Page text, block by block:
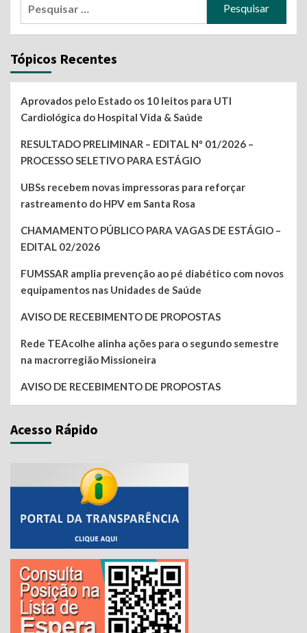
Tópicos Recentes
Aprovados pelo Estado os 10 leitos para UTI
Cardiológica do Hospital Vida & Saúde
RESULTADO PRELIMINAR – EDITAL Nº 01/2026 –
PROCESSO SELETIVO PARA ESTÁGIO
UBSs recebem novas impressoras para reforçar
rastreamento do HPV em Santa Rosa
CHAMAMENTO PÚBLICO PARA VAGAS DE ESTÁGIO –
EDITAL 02/2026
FUMSSAR amplia prevenção ao pé diabético com novos
equipamentos nas Unidades de Saúde
AVISO DE RECEBIMENTO DE PROPOSTAS
Rede TEAcolhe alinha ações para o segundo semestre
na macrorregião Missioneira
AVISO DE RECEBIMENTO DE PROPOSTAS
Acesso Rápido